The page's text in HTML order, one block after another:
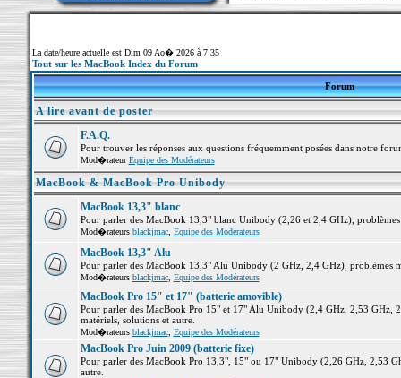
La date/heure actuelle est Dim 09 Ao� 2026 à 7:35
Tout sur les MacBook Index du Forum
Forum
A lire avant de poster
F.A.Q.
Pour trouver les réponses aux questions fréquemment posées dans notre
Mod�rateurEquipe des Modérateurs
MacBook & MacBook Pro Unibody
MacBook 13,3" blanc
Pour parler des MacBook 13,3" blanc Unibody (2,26 et 2,4 GHz),
Mod�rateurs blackjmac, Equipe des Modérateurs
MacBook 13,3" Alu
Pour parler des MacBook 13,3" Alu Unibody (2 GHz, 2,4 GHz), problèmes
Mod�rateurs blackjmac, Equipe des Modérateurs
MacBook Pro 15" et 17" (batterie amovible)
Pour parler des MacBook Pro 15" et 17" Alu Unibody (2,4 GHz, 2,53 GHz,
matériels, solutions et autre.
Mod�rateurs blackjmac, Equipe des Modérateurs
MacBook Pro Juin 2009 (batterie fixe)
Pour parler des MacBook Pro 13,3", 15" ou 17" Unibody (2,26 GHz, 2,53
autre.